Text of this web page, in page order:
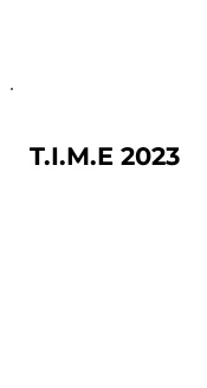
T.I.M.E 2023